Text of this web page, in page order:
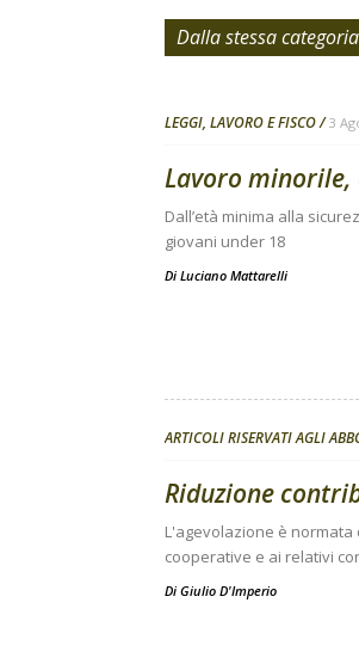
Dalla stessa categoria
LEGGI, LAVORO E FISCO 3
Lavoro minorile,
Dall’età minima alla
giovani under 18
Di Luciano Mattarelli
ARTICOLI RISERVATI AGLI
Riduzione
L'agevolazione è normata
cooperative e ai relativi
Di Giulio D'Imperio